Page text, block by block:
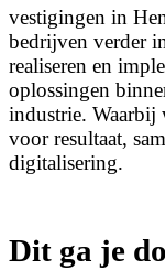
vestigingen in
bedrijven verder
realiseren en
oplossingen
industrie. Waarbij
voor resultaat,
digitalisering.
Dit ga je